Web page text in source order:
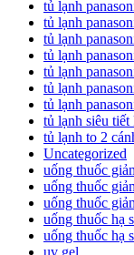
tủ lạnh
tủ lạnh
tủ lạnh
tủ lạnh
tủ lạnh
tủ lạnh
tủ lạnh
tủ lạnh siêu tiết
tủ lạnh to 2
Uncategorized
uống thuốc
uống thuốc
uống thuốc
uống thuốc hạ
uống thuốc hạ
uv gel